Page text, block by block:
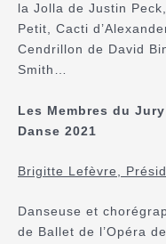
la Jolla de Justin
Petit, Cacti
Cendrillon de David
Smith…
Les Membres du
Danse 2021
Brigitte Lefèvre,
Danseuse et
de Ballet de l’Opéra